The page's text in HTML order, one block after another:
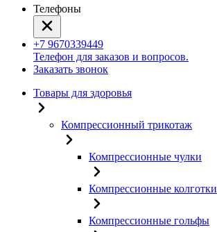
Телефоны
+7 9670339449
Телефон для заказов и вопросов.
Заказать звонок
Товары для здоровья
Компрессионный трикотаж
Компрессионные чулки
Компрессионные колготки
Компрессионные гольфы